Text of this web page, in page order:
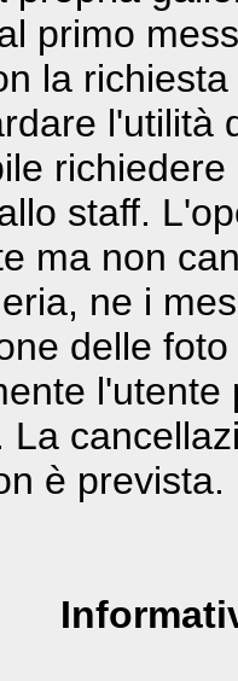
primo
la
l'utilità
staff.
ma non
ne i
delle
La
è prevista.